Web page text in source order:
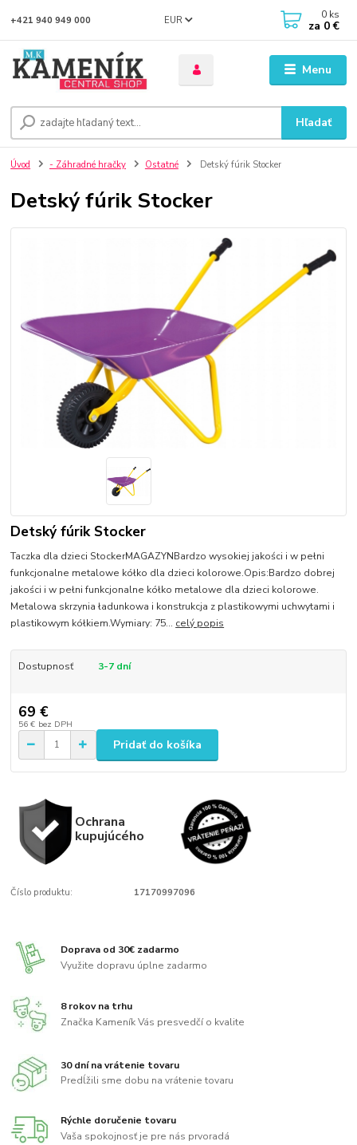
Menu
EUR
Hľadať
+421 940 949 000 0 ks
za 0 €
Úvod - Záhradné hračky Ostatné Detský fúrik Stocker
Detský fúrik Stocker
Detský fúrik Stocker
Taczka dla dzieci StockerMAGAZYNBardzo wysokiej jakości i w pełni
funkcjonalne metalowe kółko dla dzieci kolorowe.Opis:Bardzo dobrej
jakości i w pełni funkcjonalne kółko metalowe dla dzieci kolorowe.
Metalowa skrzynia ładunkowa i konstrukcja z plastikowymi uchwytami i
plastikowym kółkiem.Wymiary: 75... celý popis
Dostupnosť 3-7 dní
69 €
56 € bez DPH
Pridať do košíka
Ochrana
kupujúcého
Číslo produktu: 17170997096
Doprava od 30€ zadarmo
Využite dopravu úplne zadarmo
8 rokov na trhu
Značka Kameník Vás presvedčí o kvalite
30 dní na vrátenie tovaru
Predĺžili sme dobu na vrátenie tovaru
Rýchle doručenie tovaru
Vaša spokojnosť je pre nás prvoradá